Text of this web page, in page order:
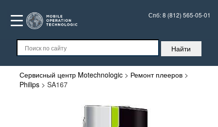
Спб:8 (812) 565-05-01
Сервисный центр Motechnologic > Ремонт плееров >
Philips > SA167